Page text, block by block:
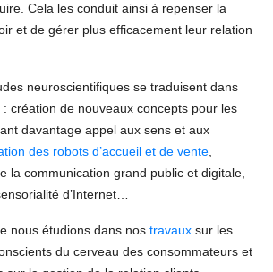
Cela les conduit ainsi à repenser la
et de gérer plus efficacement leur relation
neuroscientifiques se traduisent dans
création de nouveaux concepts pour les
davantage appel aux sens et aux
des robots d’accueil et de vente
la communication grand public et digitale,
d’Internet…
nous étudions dans nos travaux sur les
du cerveau des consommateurs et